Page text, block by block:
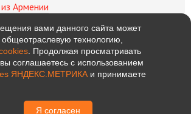
из Армении
из Китая
из Беларуси
вами данного сайта может
общеотраслевую технологию,
. Продолжая просматривать
соглашаетесь с использованием
ЯНДЕКС.МЕТРИКА и принимаете
Я согласен